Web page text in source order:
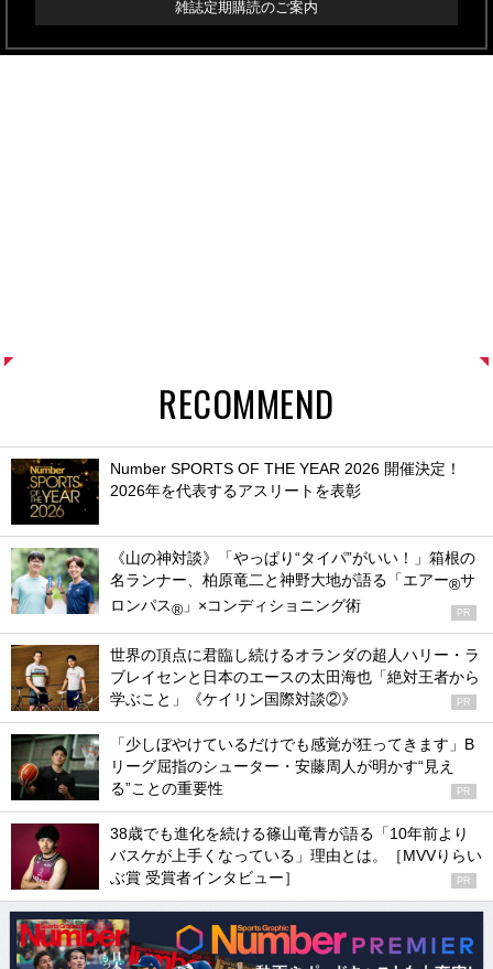
雑誌定期購読のご案内
RECOMMEND
Number SPORTS OF THE YEAR 2026 開催決定！
2026年を代表するアスリートを表彰
《山の神対談》「やっぱり“タイパ”がいい！」箱根の
名ランナー、柏原竜二と神野大地が語る「エアー®サ
ロンパス® 」×コンディショニング術 PR
世界の頂点に君臨し続けるオランダの超人ハリー・ラ
ブレイセンと日本のエースの太田海也「絶対王者から
学ぶこと」《ケイリン国際対談②》
PR
「少しぼやけているだけでも感覚が狂ってきます」B
リーグ屈指のシューター・安藤周人が明かす“見え
る”ことの重要性
PR
38歳でも進化を続ける篠山竜青が語る「10年前より
バスケが上手くなっている」理由とは。［MVVりらい
ぶ賞 受賞者インタビュー］
PR